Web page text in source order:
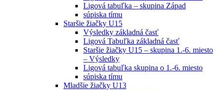
Ligová tabuľka – skupina Západ
súpiska tímu
Staršie žiačky U15
Výsledky základná časť
Ligová Tabuľka základná časť
Staršie žiačky U15 – skupina 1.-6. miesto
– Výsledky
Ligová tabuľka skupina o 1.-6. miesto
súpiska tímu
Mladšie žiačky U13